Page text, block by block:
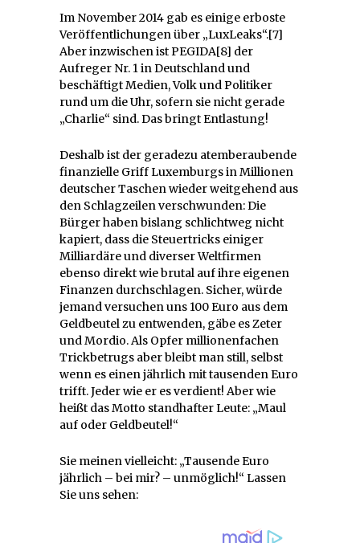
Im November 2014 gab es einige erboste
Veröffentlichungen über „LuxLeaks“.[7]
Aber inzwischen ist PEGIDA[8] der
Aufreger Nr. 1 in Deutschland und
beschäftigt Medien, Volk und Politiker
rund um die Uhr, sofern sie nicht gerade
„Charlie“ sind. Das bringt Entlastung!
Deshalb ist der geradezu atemberaubende
finanzielle Griff Luxemburgs in Millionen
deutscher Taschen wieder weitgehend aus
den Schlagzeilen verschwunden: Die
Bürger haben bislang schlichtweg nicht
kapiert, dass die Steuertricks einiger
Milliardäre und diverser Weltfirmen
ebenso direkt wie brutal auf ihre eigenen
Finanzen durchschlagen. Sicher, würde
jemand versuchen uns 100 Euro aus dem
Geldbeutel zu entwenden, gäbe es Zeter
und Mordio. Als Opfer millionenfachen
Trickbetrugs aber bleibt man still, selbst
wenn es einen jährlich mit tausenden Euro
trifft. Jeder wie er es verdient! Aber wie
heißt das Motto standhafter Leute: „Maul
auf oder Geldbeutel!“
Sie meinen vielleicht: „Tausende Euro
jährlich – bei mir? – unmöglich!“ Lassen
Sie uns sehen: